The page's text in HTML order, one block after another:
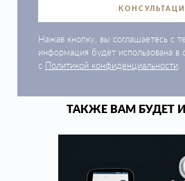
Нажав кнопку, вы соглашаетесь с
информация будет использована в
с Политикой конфиденциальности
ТАКЖЕ ВАМ БУДЕТ